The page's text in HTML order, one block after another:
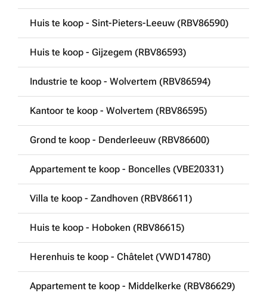
Huis te koop - Sint-Pieters-Leeuw (RBV86590)
Huis te koop - Gijzegem (RBV86593)
Industrie te koop - Wolvertem (RBV86594)
Kantoor te koop - Wolvertem (RBV86595)
Grond te koop - Denderleeuw (RBV86600)
Appartement te koop - Boncelles (VBE20331)
Villa te koop - Zandhoven (RBV86611)
Huis te koop - Hoboken (RBV86615)
Herenhuis te koop - Châtelet (VWD14780)
Appartement te koop - Middelkerke (RBV86629)